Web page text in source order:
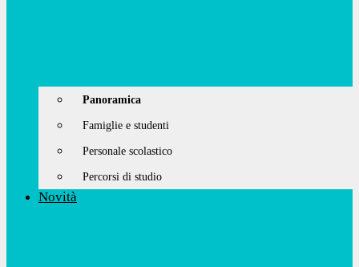
Panoramica
Famiglie e studenti
Personale scolastico
Percorsi di studio
Novità